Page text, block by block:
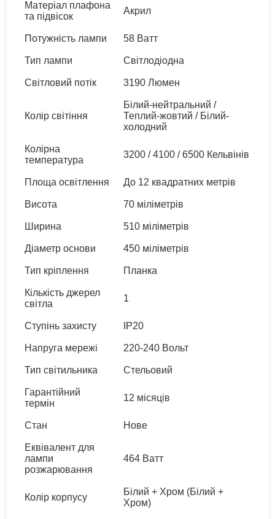
Матеріал плафона
та підвісок
Акрил
Потужність лампи 58 Ватт
Тип лампи Світлодіодна
Світловий потік 3190 Люмен
Колір світіння
Білий-нейтральний /
Теплий-жовтий / Білий-
холодний
Колірна
температура
3200 / 4100 / 6500 Кельвінів
Площа освітлення До 12 квадратних метрів
Висота 70 міліметрів
Ширина 510 міліметрів
Діаметр основи 450 міліметрів
Тип кріплення Планка
Кількість джерел
світла
1
Ступінь захисту IP20
Напруга мережі 220-240 Вольт
Тип світильника Стельовий
Гарантійний
термін
12 місяців
Стан Нове
Еквівалент для
лампи
розжарювання
464 Ватт
Колір корпусу
Білий + Хром (Білий +
Хром)